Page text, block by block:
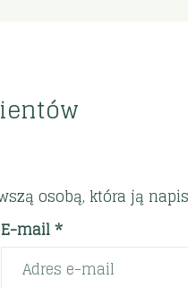
osobą, która ją
E-mail *